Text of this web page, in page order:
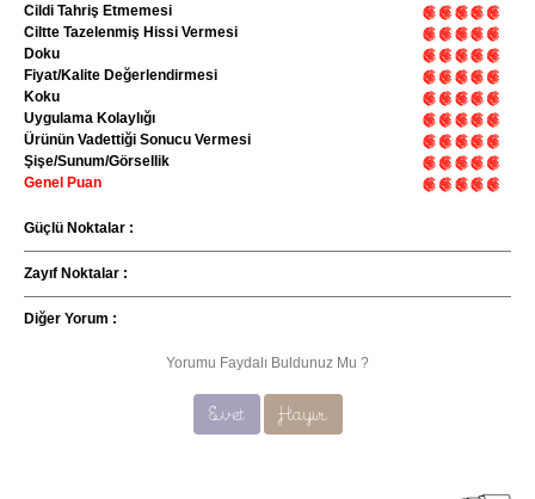
Cildi Tahriş Etmemesi
Ciltte Tazelenmiş Hissi Vermesi
Doku
Fiyat/Kalite Değerlendirmesi
Koku
Uygulama Kolaylığı
Ürünün Vadettiği Sonucu Vermesi
Şişe/Sunum/Görsellik
Genel Puan
Güçlü Noktalar :
Zayıf Noktalar :
Diğer Yorum :
Yorumu Faydalı Buldunuz Mu ?
Evet Hayır